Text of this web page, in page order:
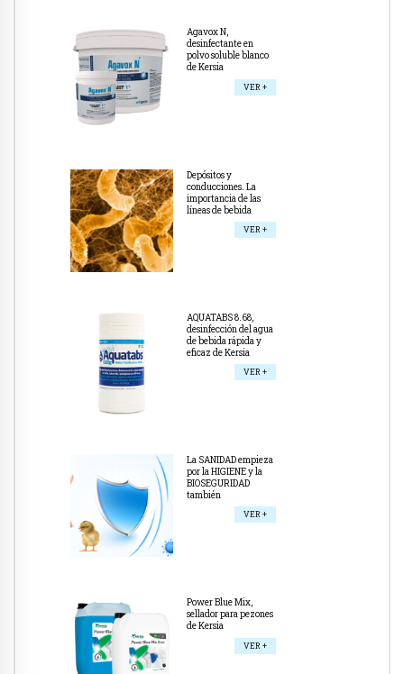
Agavox N,
desinfectante en
polvo soluble blanco
de Kersia
VER +
Depósitos y
conducciones. La
importancia de las
líneas de bebida
VER +
AQUATABS 8.68,
desinfección del agua
de bebida rápida y
eficaz de Kersia
VER +
La SANIDAD empieza
por la HIGIENE y la
BIOSEGURIDAD
también
VER +
Power Blue Mix,
sellador para pezones
de Kersia
VER +